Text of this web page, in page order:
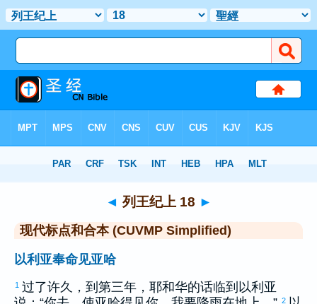
> 列王纪上 18
◄ 列王纪上 18 ►
现代标点和合本 (CUVMP Simplified)
以利亚奉命见亚哈
1 过了许久，到第三年，耶和华的话临到 以利亚
2